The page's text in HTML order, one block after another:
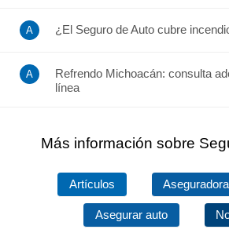
¿El Seguro de Auto cubre
Refrendo Michoacán: consulta
línea
Más información sobre
Artículos
Asegurar auto